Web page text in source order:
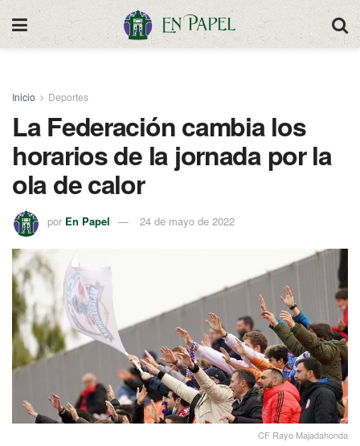
Inicio Deportes
La Federación cambia los
horarios de la jornada por la
ola de calor
por En Papel 24 de mayo de 2022
CF Rayo Majadahonda